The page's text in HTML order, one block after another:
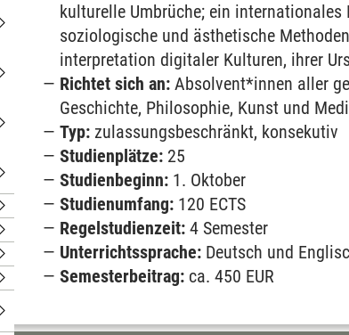
Untermenu Sustainability Science: Entrepreneurship, Agency and
Untermenu Sustainability Science: Governance and Law
Untermenu Sustainability Science: Resources, Materials and
Untermenu Work & Organizational Psychology
Untermenu Master Bewerbung
Untermenu Master Studienorganisation
Untermenu Promotionskollegs
Untermenu Wege in die Promotion
Untermenu Promovieren an der Leuphana
kulturelle Um­brüche; ein
soziologische und ästhetische
interpretation digitaler Kulturen, ihrer
Richtet sich an: Absolvent*innen aller
Geschichte, Philosophie, Kunst und
Typ:zulassungsbeschränkt, konsekutiv
Studienplätze:25
Studienbeginn: 1. Oktober
Studienumfang:120 ECTS
Regelstudienzeit:4 Semester
Unterrichtssprache:Deutsch und
Semesterbeitrag: ca. 450 EUR